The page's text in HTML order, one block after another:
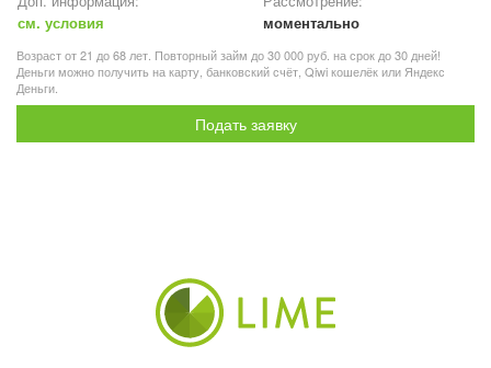
см. условия
моментально
Возраст от 21 до 68 лет. Повторный займ до 30 000 руб. на срок до 30 дней!
Деньги можно получить на карту, банковский счёт, Qiwi кошелёк или Яндекс
Деньги.
Подать заявку